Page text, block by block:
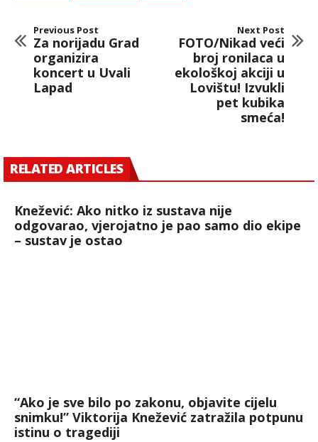
Previous Post
Za norijadu Grad
organizira
koncert u Uvali
Lapad
Next Post
FOTO/Nikad veći
broj ronilaca u
ekološkoj akciji u
Lovištu! Izvukli
pet kubika
smeća!
RELATED ARTICLES
Knežević: Ako nitko iz sustava nije
odgovarao, vjerojatno je pao samo dio ekipe
– sustav je ostao
“Ako je sve bilo po zakonu, objavite cijelu
snimku!” Viktorija Knežević zatražila potpunu
istinu o tragediji